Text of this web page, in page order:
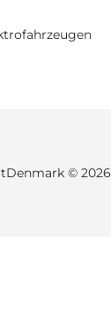
© 2026